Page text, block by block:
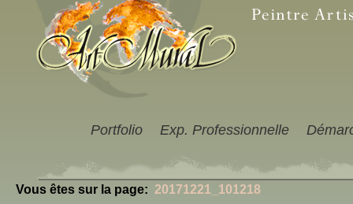
Portfolio Exp. Professionnelle
Vous êtes sur la page: 20171221_101218